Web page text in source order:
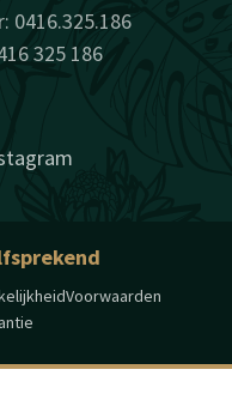
0416.325.186
325 186
Voorwaarden